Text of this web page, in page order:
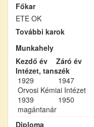
Főkar
ETE OK
További karok
Munkahely
Kezdő év
Záró év
Intézet, tanszék
1929
1947
Orvosi Kémiai Intézet
1939
1950
magántanár
Diploma